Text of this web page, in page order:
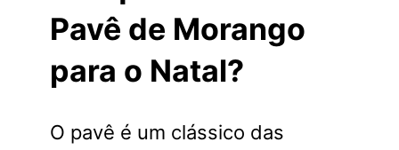
Pavê de Morango
para o Natal?
O pavê é um clássico das